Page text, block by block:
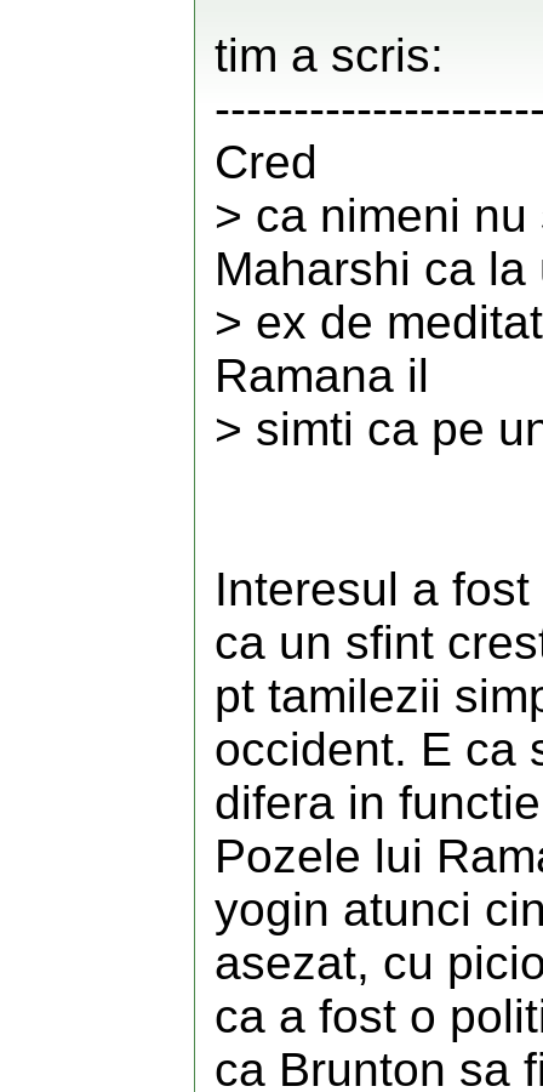
tim a scris:
Cred
> ca nimeni
Maharshi ca la
> ex de
Ramana il
> simti ca pe
Interesul a
ca un sfint
pt tamilezii
occident. E ca
difera in
Pozele lui
yogin atunci
asezat, cu
ca a fost o
ca Brunton sa